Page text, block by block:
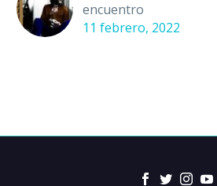
encuentro
11 febrero, 2022